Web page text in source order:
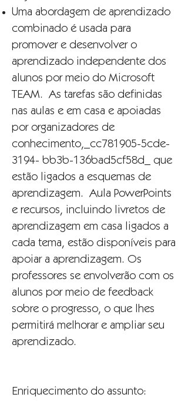
Uma abordagem de aprendizado
combinado é usada para
promover e desenvolver o
aprendizado independente dos
alunos por meio do Microsoft
TEAM. As tarefas são definidas
nas aulas e em casa e apoiadas
por organizadores de
conhecimento,_cc781905-5cde-
3194- bb3b-136bad5cf58d_ que
estão ligados a esquemas de
aprendizagem. Aula PowerPoints
e recursos, incluindo livretos de
aprendizagem em casa ligados a
cada tema, estão disponíveis para
apoiar a aprendizagem. Os
professores se envolverão com os
alunos por meio de feedback
sobre o progresso, o que lhes
permitirá melhorar e ampliar seu
aprendizado.
Enriquecimento do assunto: